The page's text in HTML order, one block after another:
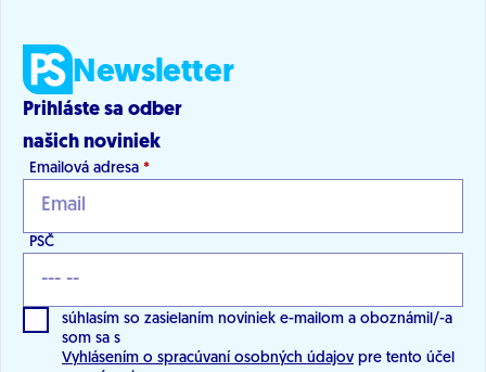
Newsletter
Prihláste sa odber
našich noviniek
Emailová adresa *
PSČ
súhlasím so zasielaním noviniek e-mailom a oboznámil/-a
som sa s
Vyhlásením o spracúvaní osobných údajov pre tento účel